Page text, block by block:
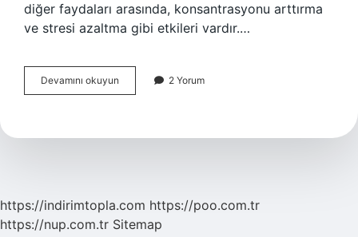
diğer faydaları arasında, konsantrasyonu arttırma
ve stresi azaltma gibi etkileri vardır.…
Devamını okuyun
ve
fark
2 Yorum
https://indirimtopla.com https://poo.com.tr
https://nup.com.tr Sitemap